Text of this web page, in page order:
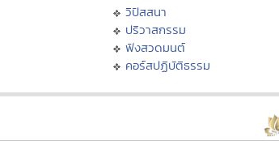
วิปัสสนา
ปริวาสกรรม
ฟังสวดมนต์
คอร์สปฏิบัติธรรม